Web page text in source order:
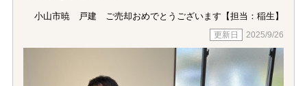
当初は、売却までに１年かかるかと思っていました
が、２か月ほどで売却でき、価格も希望に近い額と
小山市暁 戸建 ご売却おめでとうございます【担当：稲生】
2025/9/26